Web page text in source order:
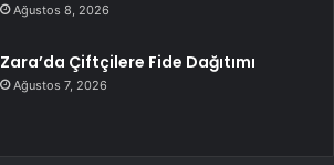
Ağustos 8, 2026
Zara’da Çiftçilere Fide Dağıtımı
Ağustos 7, 2026